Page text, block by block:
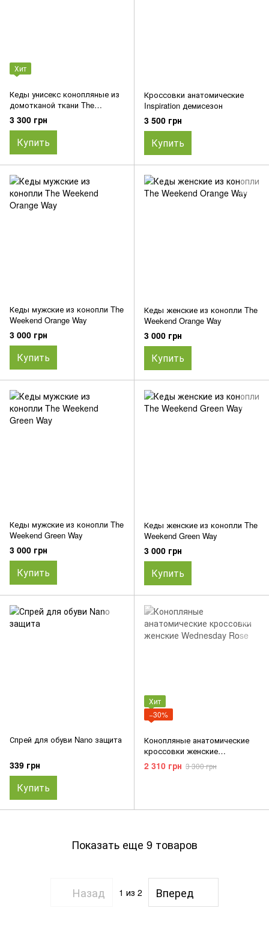
Хит
Кеды унисекс конопляные из
домотканой ткани The
Weekend Old 37
3 300 грн
Купить
Кроссовки анатомические
Inspiration демисезон
3 500 грн
Купить
Кеды мужские из конопли The
Weekend Orange Way
3 000 грн
Купить
Кеды женские из конопли The
Weekend Orange Way
3 000 грн
Купить
Кеды мужские из конопли The
Weekend Green Way
3 000 грн
Купить
Кеды женские из конопли The
Weekend Green Way
3 000 грн
Купить
Спрей для обуви Nano защита
339 грн
Купить
Хит
−30%
Конопляные анатомические
кроссовки женские
Wednesday Rose
2 310 грн 3 300 грн
Показать еще 9 товаров
Назад 1 из 2 Вперед